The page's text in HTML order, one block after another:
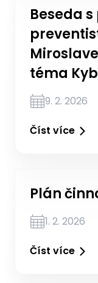
Beseda
téma
9. 2. 2026
Číst více
Plán
1. 2. 2026
Číst více